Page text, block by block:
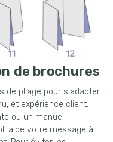
de brochures
de pliage pour s'adapter
et expérience client.
ou un manuel
aide votre message à